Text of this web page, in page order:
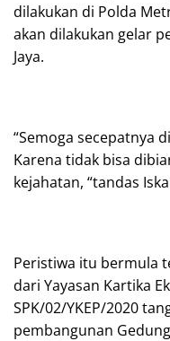
dilakukan di Polda
akan dilakukan gelar
Jaya.
“Semoga secepatnya
Karena tidak bisa
kejahatan, “tandas
Peristiwa itu bermula
dari Yayasan Kartika
SPK/02/YKEP/2020
pembangunan